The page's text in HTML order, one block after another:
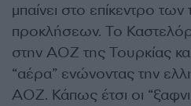
μπαίνει στο επίκεντρο
προκλήσεων. Το
στην ΑΟΖ της Τουρκίας
“αέρα” ενώνοντας την
ΑΟΖ. Κάπως έτσι οι